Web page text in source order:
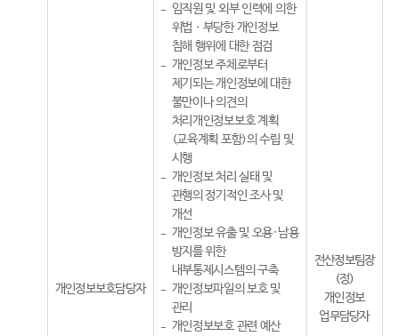
개인정보보호담당자
임직원 및 외부 인력에 의한
위법ㆍ부당한 개인정보
침해 행위에 대한 점검
개인정보 주체로부터
제기되는 개인정보에 대한
불만이나 의견의
처리개인정보보호 계획
(교육계획 포함)의 수립 및
시행
개인정보 처리 실태 및
관행의 정기적인 조사 및
개선
개인정보 유출 및 오용·남용
방지를 위한
내부통제시스템의 구축
개인정보파일의 보호 및
관리
개인정보보호 관련 예산
전산정보팀장
(정)
개인정보
업무담당자